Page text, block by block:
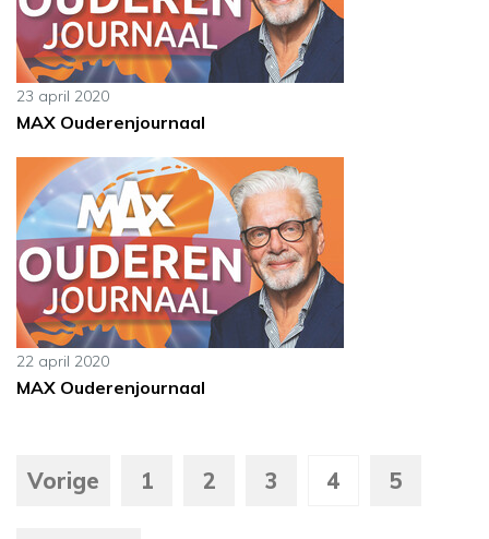
23 april 2020
MAX Ouderenjournaal
22 april 2020
MAX Ouderenjournaal
Vorige 1 2 3 4 5